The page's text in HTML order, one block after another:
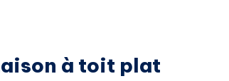
à toit plat